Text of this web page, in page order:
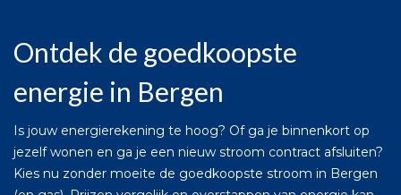
Ontdek de goedkoopste
energie in Bergen
Is jouw energierekening te hoog? Of ga je binnenkort op
jezelf wonen en ga je een nieuw stroom contract afsluiten?
Kies nu zonder moeite de goedkoopste stroom in Bergen